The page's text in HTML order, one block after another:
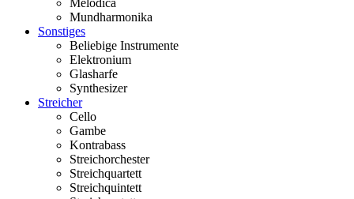
Mundharmonika
Sonstiges
Beliebige Instrumente
Elektronium
Glasharfe
Synthesizer
Streicher
Cello
Gambe
Kontrabass
Streichorchester
Streichquartett
Streichquintett